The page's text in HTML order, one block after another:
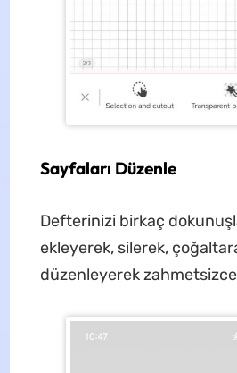
Sayfaları Düzenle
Defterinizi birkaç
ekleyerek, silerek,
düzenleyerek